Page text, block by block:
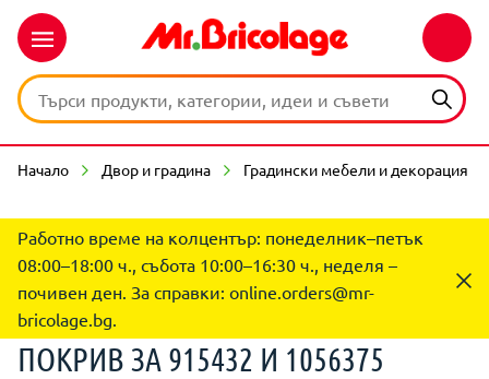
Начало Двор и градина Градински мебели и декорация
Работно време на колцентър: понеделник–петък
08:00–18:00 ч., събота 10:00–16:30 ч., неделя –
почивен ден. За справки: online.orders@mr-
bricolage.bg.
ПОКРИВ ЗА 915432 И 1056375